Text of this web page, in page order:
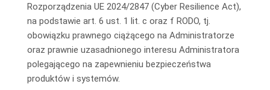
Rozporządzenia UE 2024/2847 (Cyber Resilience Act),
na podstawie art. 6 ust. 1 lit. c oraz f RODO, tj.
obowiązku prawnego ciążącego na Administratorze
oraz prawnie uzasadnionego interesu Administratora
polegającego na zapewnieniu bezpieczeństwa
produktów i systemów.